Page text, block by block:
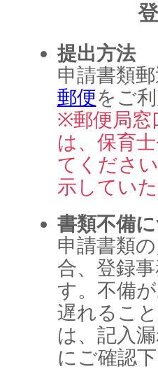
提出方法
申請書類
郵便をご
※郵便局窓
は、保育
てくださ
示してい
書類不備
申請書類
合、登録
す。不備
遅れるこ
は、記入
にご確認